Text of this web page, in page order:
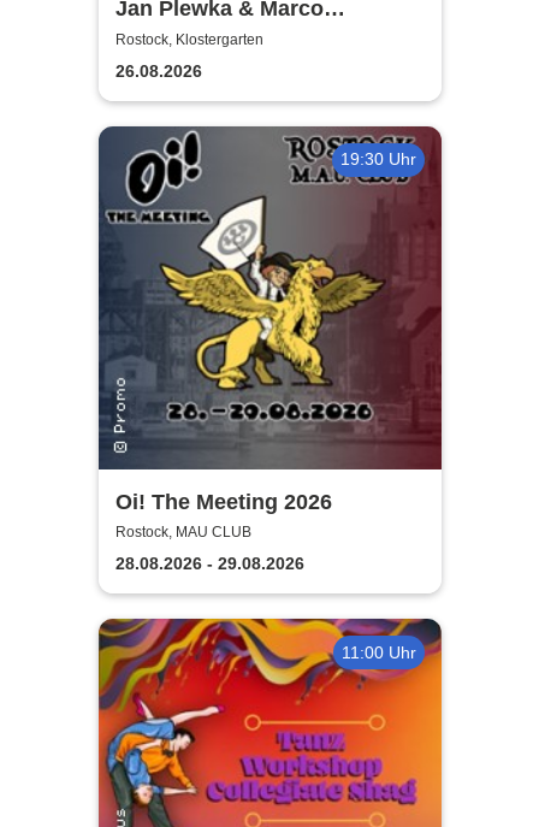
Jan Plewka & Marco
Schmedtje - Between the
Lights
Rostock, Klostergarten
26.08.2026
19:30 Uhr
Oi! The Meeting 2026
Rostock, MAU CLUB
28.08.2026 - 29.08.2026
11:00 Uhr